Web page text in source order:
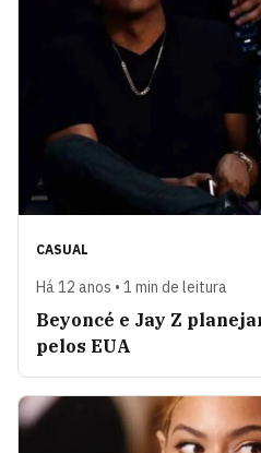
CASUAL
Há 12 anos • 1 min de leitura
Beyoncé e Jay Z
pelos EUA